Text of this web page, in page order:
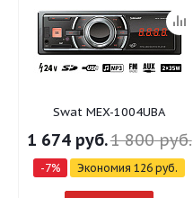
Swat MEX-1004UBA
1 674руб.1 800руб.
-7% Экономия126 руб.